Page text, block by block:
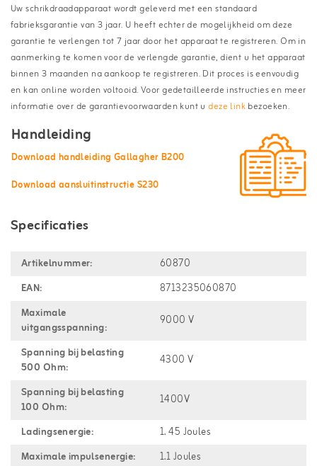
Uw schrikdraadapparaat wordt geleverd met een standaard
fabrieksgarantie van 3 jaar. U heeft echter de mogelijkheid om deze
garantie te verlengen tot 7 jaar door het apparaat te registreren. Om in
aanmerking te komen voor de verlengde garantie, dient u het apparaat
binnen 3 maanden na aankoop te registreren. Dit proces is eenvoudig
en kan online worden voltooid. Voor gedetailleerde instructies en meer
informatie over de garantievoorwaarden kunt udeze linkbezoeken.
Handleiding
Download handleiding Gallagher B200
Download aansluitinstructie S230
Specificaties
Artikelnummer:
60870
EAN:
8713235060870
Maximale
uitgangsspanning:
9000 V
Spanning bij belasting
500 Ohm:
4300 V
Spanning bij belasting
100 Ohm:
1400V
Ladingsenergie:
1. 45 Joules
Maximale impulsenergie:
1.1 Joules